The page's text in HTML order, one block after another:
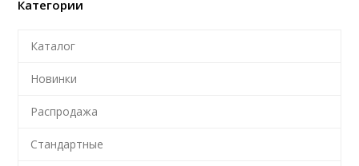
Категории
Каталог
Новинки
Распродажа
Стандартные